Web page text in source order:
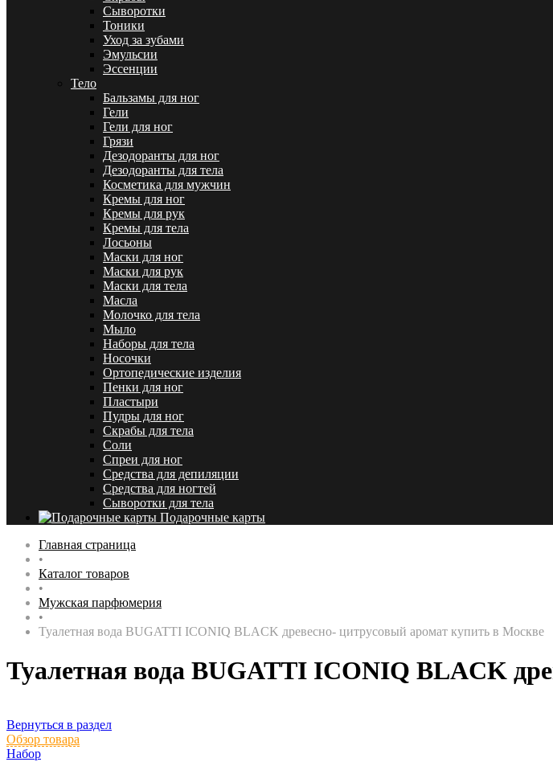
Сыворотки
Тоники
Уход за зубами
Эмульсии
Эссенции
Тело
Бальзамы для ног
Гели
Гели для ног
Грязи
Дезодоранты для ног
Дезодоранты для тела
Косметика для мужчин
Кремы для ног
Кремы для рук
Кремы для тела
Лосьоны
Маски для ног
Маски для рук
Маски для тела
Масла
Молочко для тела
Мыло
Наборы для тела
Носочки
Ортопедические изделия
Пенки для ног
Пластыри
Пудры для ног
Скрабы для тела
Соли
Спреи для ног
Средства для депиляции
Средства для ногтей
Сыворотки для тела
Подарочные карты
Главная страница
•
Каталог товаров
•
Мужская парфюмерия
•
Туалетная вода BUGATTI ICONIQ BLACK древесно- цитрусовый аромат купить в Москве
Туалетная вода BUGATTI ICONIQ BLACK
Вернуться в раздел
Обзор товара
Набор